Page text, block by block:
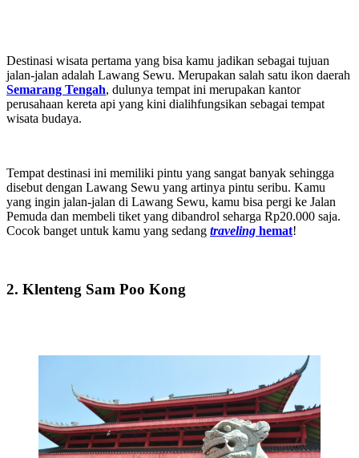
Destinasi wisata pertama yang bisa kamu jadikan sebagai tujuan
jalan-jalan adalah Lawang Sewu. Merupakan salah satu ikon daerah
Semarang Tengah, dulunya tempat ini merupakan kantor
perusahaan kereta api yang kini dialihfungsikan sebagai tempat
wisata budaya.
Tempat destinasi ini memiliki pintu yang sangat banyak sehingga
disebut dengan Lawang Sewu yang artinya pintu seribu. Kamu
yang ingin jalan-jalan di Lawang Sewu, kamu bisa pergi ke Jalan
Pemuda dan membeli tiket yang dibandrol seharga Rp20.000 saja.
Cocok banget untuk kamu yang sedang traveling hemat!
2. Klenteng Sam Poo Kong